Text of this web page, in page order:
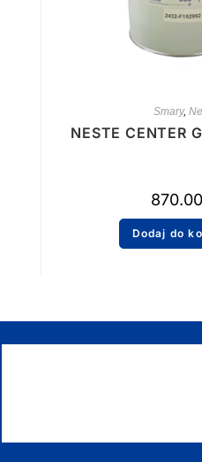
Smary,
NESTE CENTER
870.00
Dodaj do